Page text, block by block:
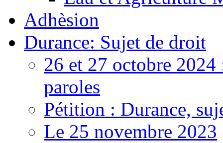
Adhèsion
Durance: Sujet de droit
26 et 27 octobre 2024
paroles
Pétition : Durance,
Le 25 novembre 2023